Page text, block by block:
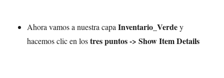
Ahora vamos a nuestra capaInventario_Verdey
hacemos clic en lostres puntos -> Show Item Details